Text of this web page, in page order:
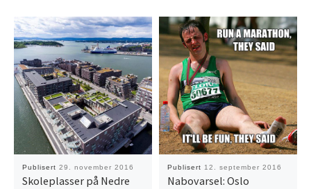
Publisert 29. november 2016
Skoleplasser på Nedre
Publisert 12. september 2016
Nabovarsel: Oslo